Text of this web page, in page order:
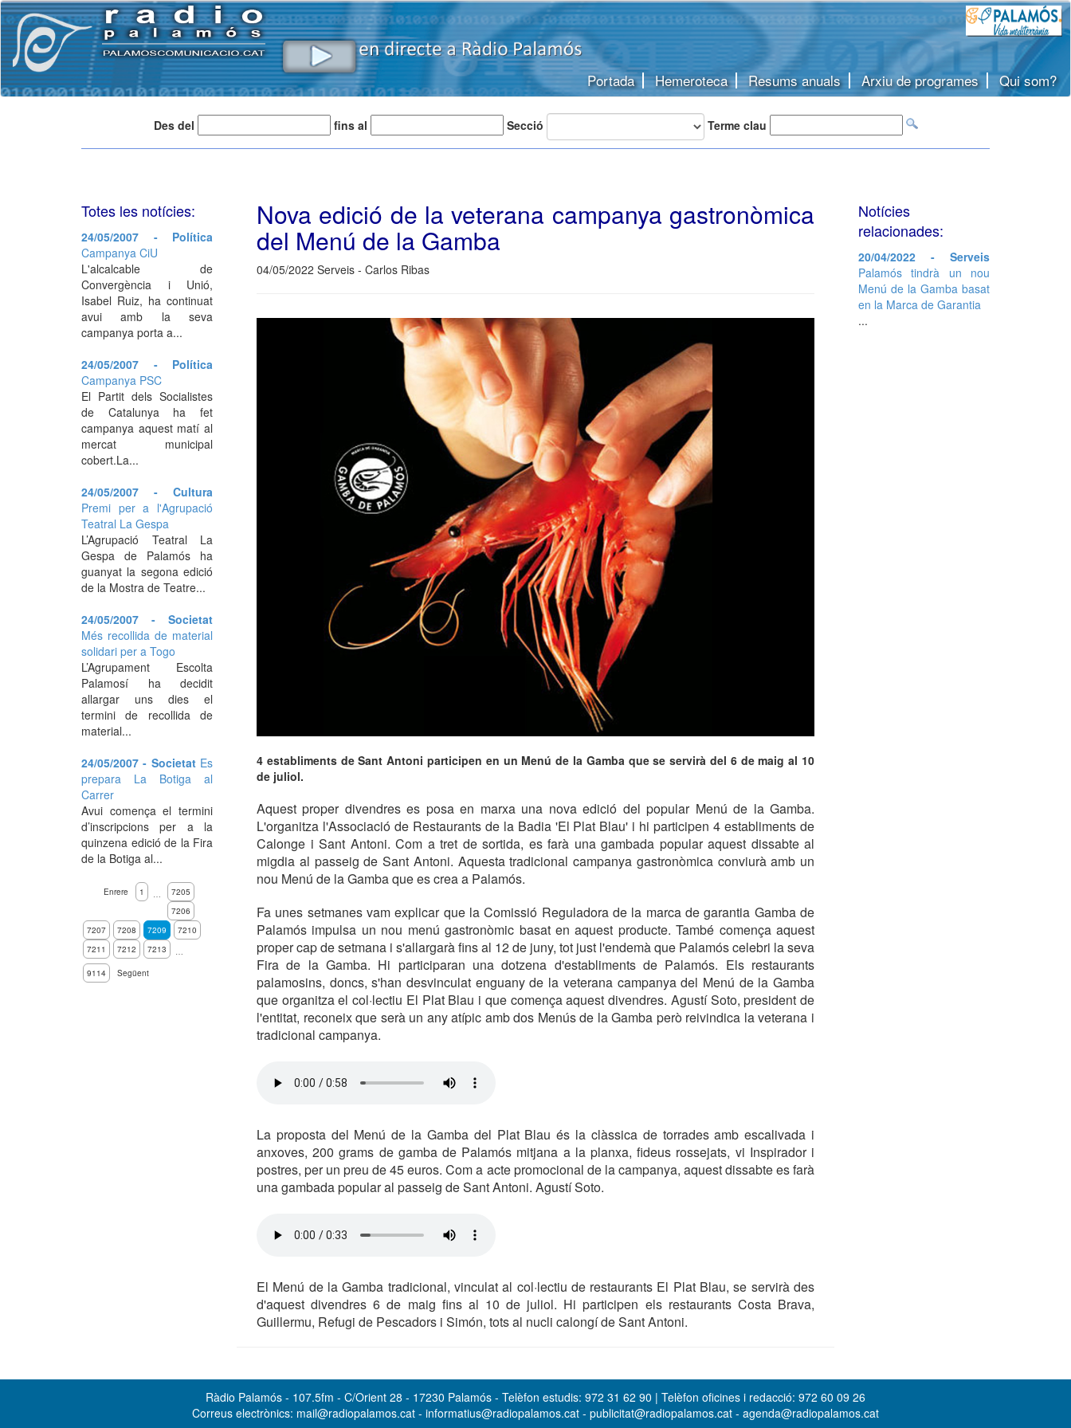
Portada Hemeroteca Resums anuals Arxiu de programes Qui som?
Des del fins al Secció Terme clau
Nova edició de la veterana campanya gastronòmica
del Menú de la Gamba
04/05/2022 Serveis - Carlos Ribas
4 establiments de Sant Antoni participen en un Menú de la Gamba que se servirà del 6 de maig al 10
de juliol.
Aquest proper divendres es posa en marxa una nova edició del popular Menú de la Gamba.
L'organitza l'Associació de Restaurants de la Badia 'El Plat Blau' i hi participen 4 establiments de
Calonge i Sant Antoni. Com a tret de sortida, es farà una gambada popular aquest dissabte al
migdia al passeig de Sant Antoni. Aquesta tradicional campanya gastronòmica conviurà amb un
nou Menú de la Gamba que es crea a Palamós.
Fa unes setmanes vam explicar que la Comissió Reguladora de la marca de garantia Gamba de
Palamós impulsa un nou menú gastronòmic basat en aquest producte. També comença aquest
proper cap de setmana i s'allargarà fins al 12 de juny, tot just l'endemà que Palamós celebri la seva
Fira de la Gamba. Hi participaran una dotzena d'establiments de Palamós. Els restaurants
palamosins, doncs, s'han desvinculat enguany de la veterana campanya del Menú de la Gamba
que organitza el col·lectiu El Plat Blau i que comença aquest divendres. Agustí Soto, president de
l'entitat, reconeix que serà un any atípic amb dos Menús de la Gamba però reivindica la veterana i
tradicional campanya.
La proposta del Menú de la Gamba del Plat Blau és la clàssica de torrades amb escalivada i
anxoves, 200 grams de gamba de Palamós mitjana a la planxa, fideus rossejats, vi Inspirador i
postres, per un preu de 45 euros. Com a acte promocional de la campanya, aquest dissabte es farà
una gambada popular al passeig de Sant Antoni. Agustí Soto.
El Menú de la Gamba tradicional, vinculat al col·lectiu de restaurants El Plat Blau, se servirà des
d'aquest divendres 6 de maig fins al 10 de juliol. Hi participen els restaurants Costa Brava,
Guillermu, Refugi de Pescadors i Simón, tots al nucli calongí de Sant Antoni.
Totes les notícies:
24/05/2007 - Política
Campanya CiU
L'alcalcable de
Convergència i Unió,
Isabel Ruiz, ha continuat
avui amb la seva
campanya porta a...
24/05/2007 - Política
Campanya PSC
El Partit dels Socialistes
de Catalunya ha fet
campanya aquest matí al
mercat municipal
cobert.La...
24/05/2007 - Cultura
Premi per a l'Agrupació
Teatral La Gespa
L’Agrupació Teatral La
Gespa de Palamós ha
guanyat la segona edició
de la Mostra de Teatre...
24/05/2007 - Societat
Més recollida de material
solidari per a Togo
L’Agrupament Escolta
Palamosí ha decidit
allargar uns dies el
termini de recollida de
material...
24/05/2007 - Societat Es
prepara La Botiga al
Carrer
Avui comença el termini
d’inscripcions per a la
quinzena edició de la Fira
de la Botiga al...
Enrere 1 …
7205
7206
7207
7208 7209
7210
7211
7212 7213
…
9114
Següent
Notícies
relacionades:
20/04/2022 - Serveis
Palamós tindrà un nou
Menú de la Gamba basat
en la Marca de Garantia
...
Ràdio Palamós - 107.5fm - C/Orient 28 - 17230 Palamós - Telèfon estudis: 972 31 62 90 | Telèfon oficines i redacció: 972 60 09 26
Correus electrònics: mail@radiopalamos.cat - informatius@radiopalamos.cat - publicitat@radiopalamos.cat - agenda@radiopalamos.cat